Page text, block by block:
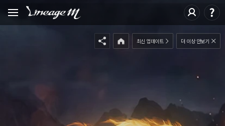
최신 업데이트 더 이상 안보기
엘븐 윙 슈즈 - (원거리) '윙쉴드' 발동 (근거리) 추격형 대시 발동
오버히트 - 근거리 공격 시 '과열' 스택 중첩 과열 상태의 적에게 '선 버스트' 사용 시, 폭발 피해 부여
페어리 - 위기 직면 시, 공격 중인 적에게 수면 디버프 발동 '피닉스' 습득 시, 주변 적을 감지하는 '레